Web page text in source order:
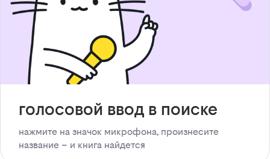
голосовой ввод в поиске
нажмите на значок микрофона, произнесите
название – и книга найдется